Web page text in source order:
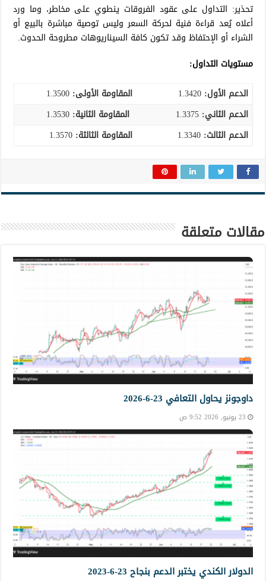
تحذير: التداول على عقود الفروقات ينطوي على مخاطر، وما ورد
أعلاه يُعد قراءة فنية لحركة السعر وليس توصية مباشرة بالبيع أو
الشراء أو الإحتفاظ وقد تكون كافة السيناريوهات مطروحة الحدوث.
مستويات التداول:
الدعم الأول: 1.3420 المقاومة الأولى:
الدعم الثاني:
المقاومة الثانية: 1.3530
الدعم الثالث: المقاومة الثالثة:
مقالات متعلقة
داوجونز يحاول التعافي 23-6-2026
23 يونيو, 2026 9:52 ص
الدولار الكندي يختبر الدعم بنجاح 23-6-2023